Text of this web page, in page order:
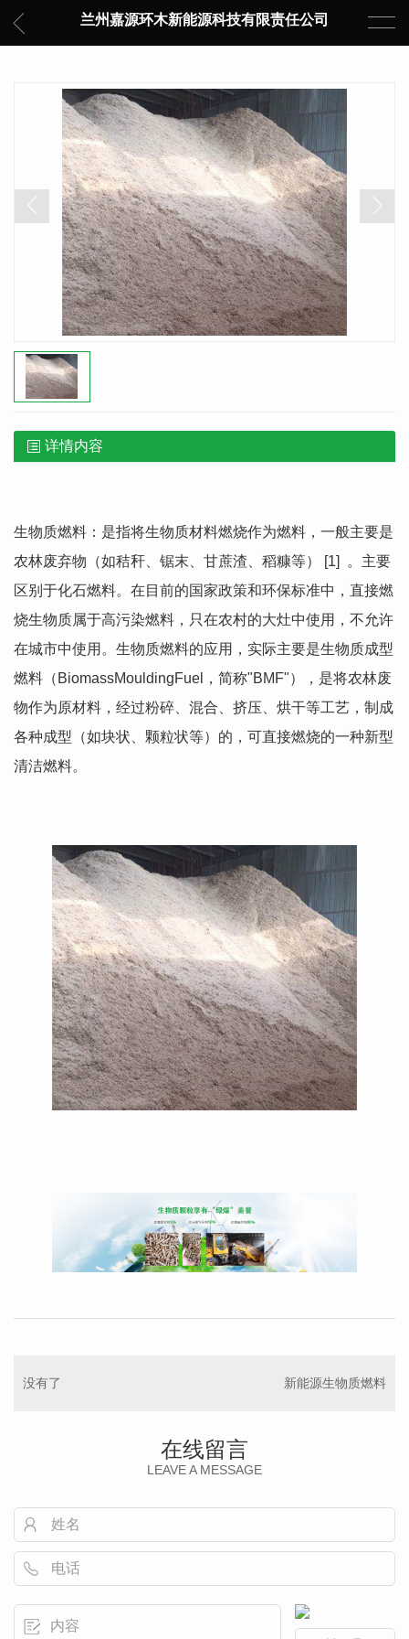
兰州嘉源环木新能源科技有限责任公司
详情内容
生物质燃料：是指将生物质材料燃烧作为燃料，一般主要是
农林废弃物（如秸秆、锯末、甘蔗渣、稻糠等） [1] 。主要
区别于化石燃料。在目前的国家政策和环保标准中，直接燃
烧生物质属于高污染燃料，只在农村的大灶中使用，不允许
在城市中使用。生物质燃料的应用，实际主要是生物质成型
燃料（BiomassMouldingFuel，简称"BMF"），是将农林废
物作为原材料，经过粉碎、混合、挤压、烘干等工艺，制成
各种成型（如块状、颗粒状等）的，可直接燃烧的一种新型
清洁燃料。
没有了 新能源生物质燃料
在线留言
LEAVE A MESSAGE